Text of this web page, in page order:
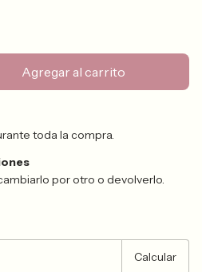
toda la compra.
por otro o devolverlo.
Calcular